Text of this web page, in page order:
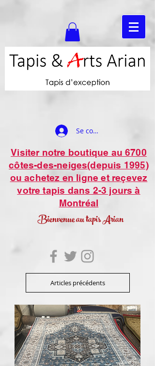
Se connecter
Visiter notre boutique au 6700
côtes-des-neiges(depuis 1995)
ou achetez en ligne et reçevez
votre tapis dans 2-3 jours à
Montréal
Bienvenue au tapis Arian
Articles précédents